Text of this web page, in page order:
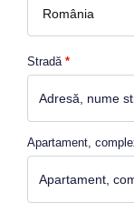
Stradă *
Apartament,